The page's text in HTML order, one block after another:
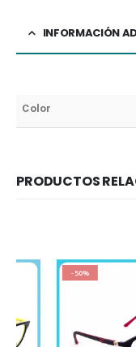
INFORMACIÓN
Color
PRODUCTOS